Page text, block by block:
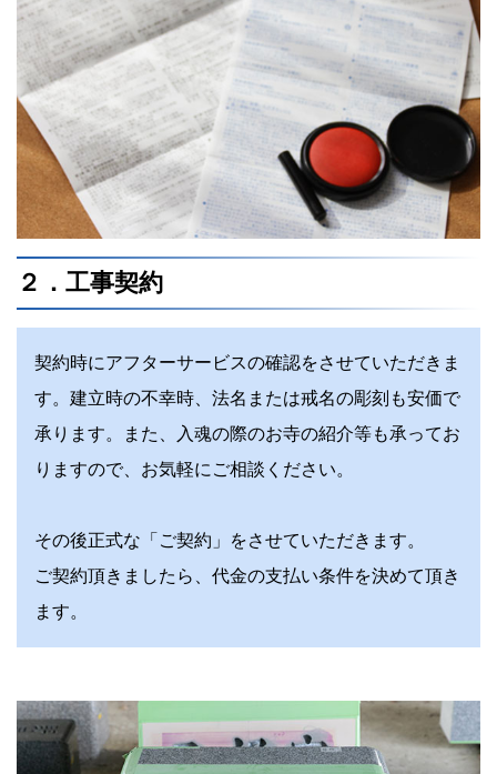
２．工事契約
契約時にアフターサービスの確認をさせていただきま
す。建立時の不幸時、法名または戒名の彫刻も安価で
承ります。また、入魂の際のお寺の紹介等も承ってお
りますので、お気軽にご相談ください。
その後正式な「ご契約」をさせていただきます。
ご契約頂きましたら、代金の支払い条件を決めて頂き
ます。